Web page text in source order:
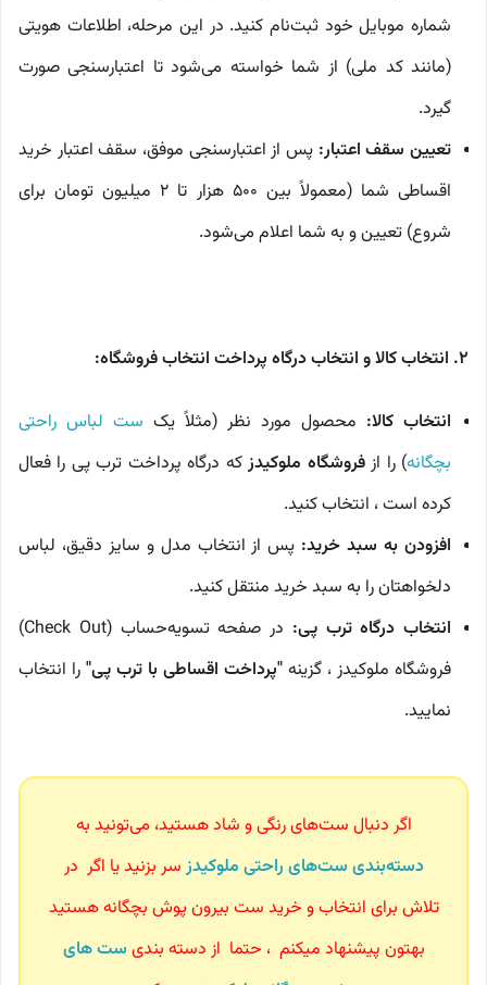
شماره موبایل خود ثبت‌نام کنید. در این مرحله، اطلاعات هویتی
(مانند کد ملی) از شما خواسته می‌شود تا اعتبارسنجی صورت
گیرد.
تعیین سقف اعتبار: پس از اعتبارسنجی موفق، سقف اعتبار خرید
اقساطی شما (معمولاً بین ۵۰۰ هزار تا ۲ میلیون تومان برای
شروع) تعیین و به شما اعلام می‌شود.
۲. انتخاب کالا و انتخاب درگاه پرداخت انتخاب فروشگاه:
انتخاب کالا: محصول مورد نظر (مثلاً یک ست لباس راحتی
بچگانه) را ازفروشگاه‌ ملوکیدزکه درگاه پرداخت ترب پی را فعال
کرده‌ است ، انتخاب کنید.
افزودن به سبد خرید: پس از انتخاب مدل و سایز دقیق، لباس
دلخواهتان را به سبد خرید منتقل کنید.
انتخاب درگاه ترب پی:
در صفحه تسویه‌حساب (Check Out)
فروشگاه ملوکیدز ، گزینه "پرداخت اقساطی با ترب پی" را انتخاب
نمایید.
اگر دنبال ست‌های رنگی و شاد هستید، می‌تونید به
دسته‌بندی ست‌های راحتی ملوکیدزسر بزنید یا اگر در
تلاش برای انتخاب و خرید ست بیرون پوش بچگانه هستید
بهتون پیشنهاد میکنم ، حتما از دسته بندی ست های